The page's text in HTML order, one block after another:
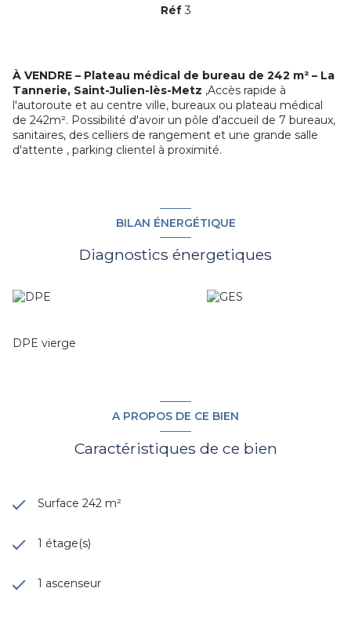
Réf3
À VENDRE – Plateau médical de bureau de 242 m² – La
Tannerie, Saint-Julien-lès-Metz ,Accès rapide à
l'autoroute et au centre ville, bureaux ou plateau médical
de 242m². Possibilité d'avoir un pôle d'accueil de 7 bureaux,
sanitaires, des celliers de rangement et une grande salle
d'attente , parking clientel à proximité.
BILAN ÉNERGÉTIQUE
Diagnostics énergetiques
DPE vierge
A PROPOS DE CE BIEN
Caractéristiques de ce bien
Surface 242 m²
1 étage(s)
1 ascenseur